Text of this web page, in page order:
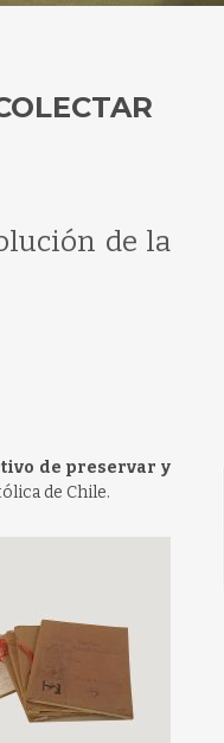
de la
de preservar y
de Chile.